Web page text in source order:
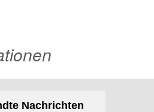
Nachrichten